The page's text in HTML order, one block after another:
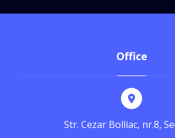
Office
Str. Cezar Bolliac, nr.8,